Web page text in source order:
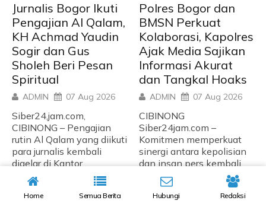
Jurnalis Bogor Ikuti
Pengajian Al Qalam,
KH Achmad Yaudin
Sogir dan Gus
Sholeh Beri Pesan
Spiritual
ADMIN 07 Aug 2026
Siber24,jam.com,
CIBINONG – Pengajian
rutin Al Qalam yang diikuti
para jurnalis kembali
digelar di Kantor...
READ MORE
Polres Bogor dan
BMSN Perkuat
Kolaborasi, Kapolres
Ajak Media Sajikan
Informasi Akurat
dan Tangkal Hoaks
ADMIN 07 Aug 2026
CIBINONG
Siber24jam.com –
Komitmen memperkuat
sinergi antara kepolisian
dan insan pers kembali
ditegaskan dalam
kegiatan...
Home Semua Berita Hubungi Redaksi